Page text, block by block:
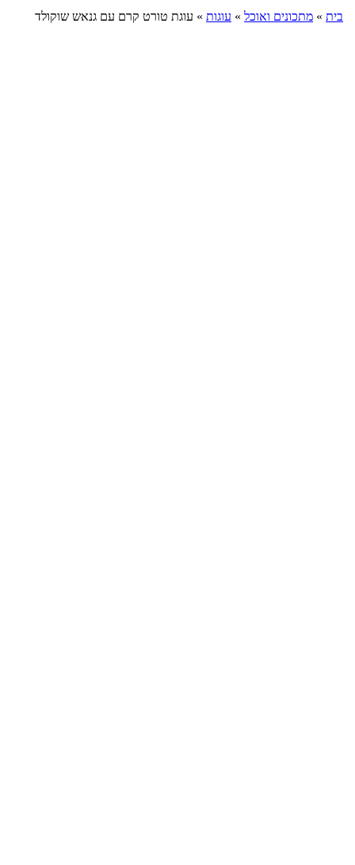
בית » מתכונים ואוכל » עוגות » עוגת טורט קרם עם גנאש שוקולד